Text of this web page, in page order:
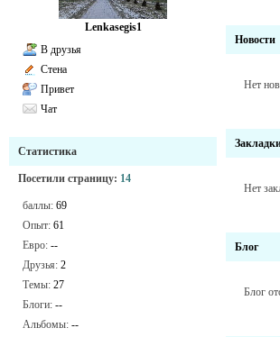
Lenkasegis1
В друзья
Стена
Привет
Чат
Статистика
Посетили страницу: 14
баллы: 69
Опыт: 61
Евро: --
Друзья: 2
Темы: 27
Блоги: --
Альбомы: --
Новости
Нет
Нет
Блог
Блог